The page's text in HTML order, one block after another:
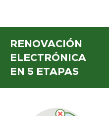
RENOVACIÓN
ELECTRÓNICA
EN 5 ETAPAS